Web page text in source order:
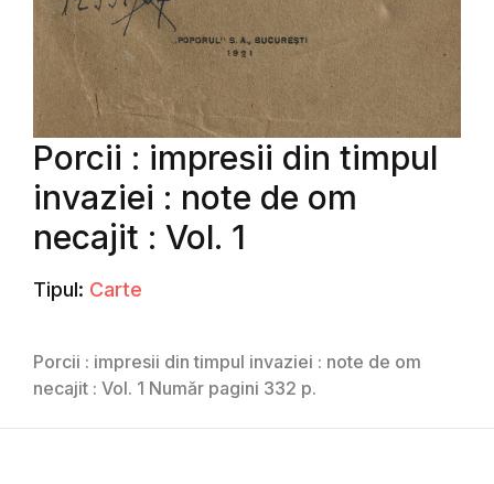
Porcii : impresii din timpul
invaziei : note de om
necajit : Vol. 1
Tipul: Carte
Porcii : impresii din timpul invaziei : note de om
necajit : Vol. 1 Număr pagini 332 p.